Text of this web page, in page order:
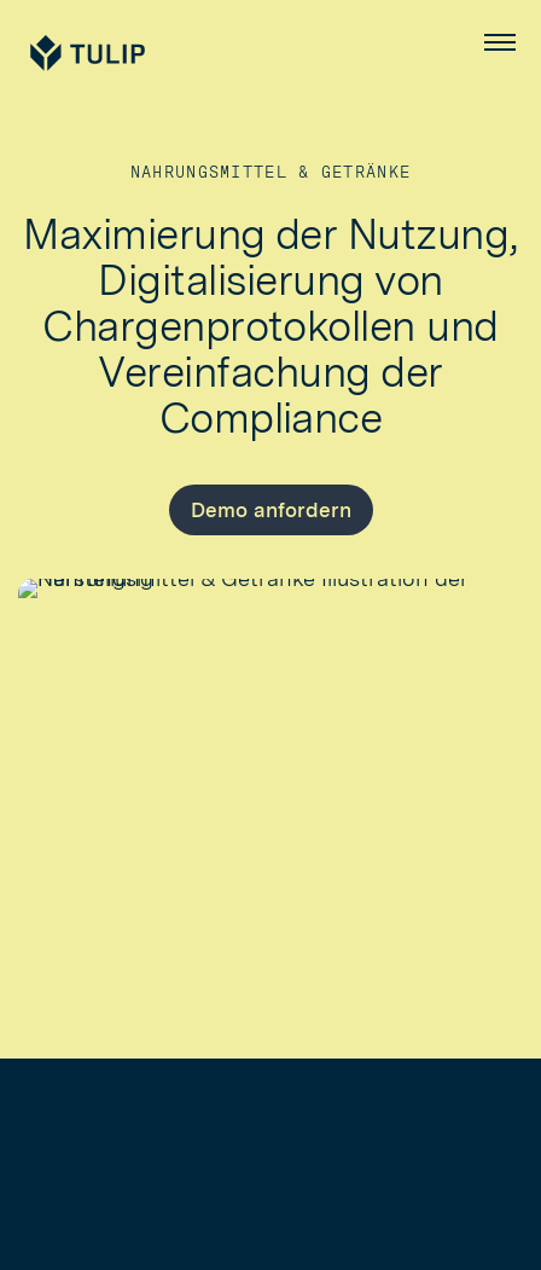
Tulip Menü
NAHRUNGSMITTEL & GETRÄNKE
Maximierung der Nutzung,
Digitalisierung von
Chargenprotokollen und
Vereinfachung der
Compliance
Demo anfordern